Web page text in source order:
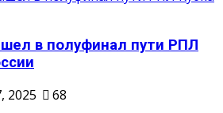
в полуфинал пути РПЛ
2025
68